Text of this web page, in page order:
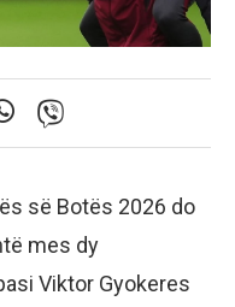
së Botës 2026 do
mes dy
Viktor Gyokeres